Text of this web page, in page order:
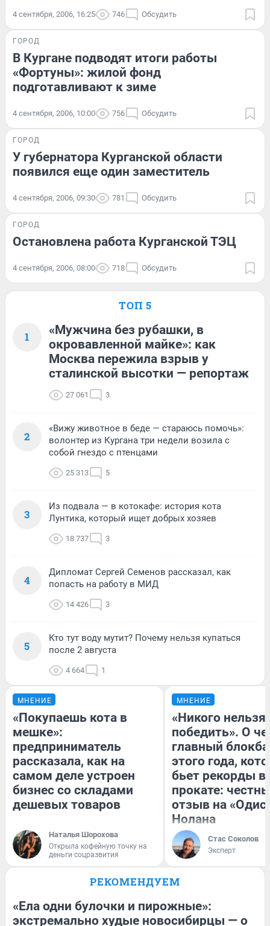
4 сентября, 2006, 16:25 746 Обсудить
ГОРОД
В Кургане подводят итоги работы
«Фортуны»: жилой фонд
подготавливают к зиме
4 сентября, 2006, 10:00 756 Обсудить
ГОРОД
У губернатора Курганской области
появился еще один заместитель
4 сентября, 2006, 09:30 781 Обсудить
ГОРОД
Остановлена работа Курганской ТЭЦ
4 сентября, 2006, 08:00 718 Обсудить
ТОП 5
1
«Мужчина без рубашки, в
окровавленной майке»: как
Москва пережила взрыв у
сталинской высотки — репортаж
27 061 3
2
«Вижу животное в беде — стараюсь помочь»:
волонтер из Кургана три недели возила с
собой гнездо с птенцами
25 313 5
3
Из подвала — в котокафе: история кота
Лунтика, который ищет добрых хозяев
18 737 3
4
Дипломат Сергей Семенов рассказал, как
попасть на работу в МИД
14 426 3
5
Кто тут воду мутит? Почему нельзя купаться
после 2 августа
4 664 1
МНЕНИЕ
«Покупаешь кота в
мешке»:
предприниматель
рассказала, как на
самом деле устроен
бизнес со складами
дешевых товаров
Наталья Шорохова
Открыла кофейную точку на
деньги соцразвития
МНЕНИЕ
«Никого нельзя
победить». О
главный
этого года,
бьет рекорды в
прокате:
отзыв на
Нолана
Стас Соколов
Эксперт
РЕКОМЕНДУЕМ
«Ела одни булочки и пирожные»:
экстремально худые новосибирцы — о